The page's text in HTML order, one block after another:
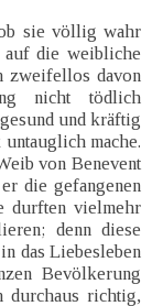
sie völlig wahr
auf die weibliche
zweifellos davon
nicht tödlich
und kräftig
mache.
von Benevent
die gefangenen
durften vielmehr
denn diese
das Liebesleben
Bevölkerung
durchaus richtig,